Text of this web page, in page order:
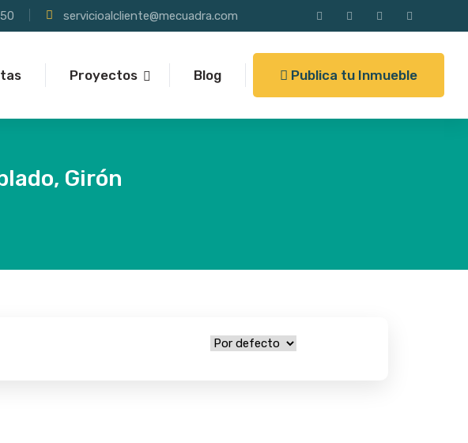
servicioalcliente@mecuadra.com
Proyectos Blog Publica tu Inmueble
Girón